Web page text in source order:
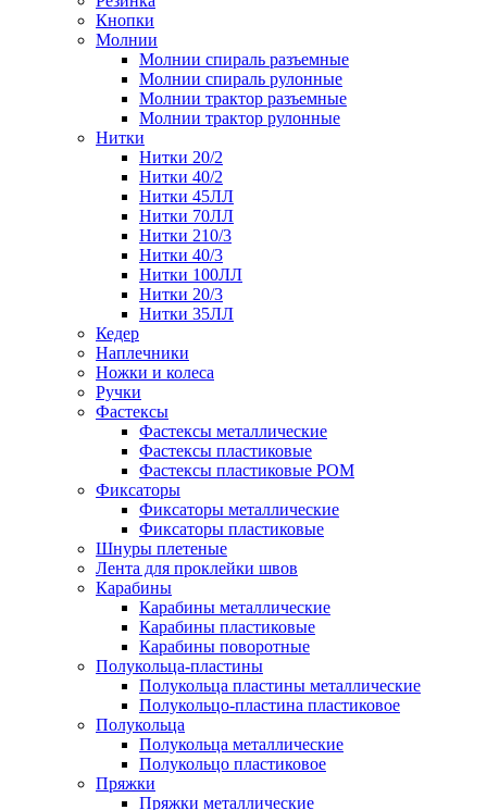
Кнопки
Молнии
Молнии спираль разъемные
Молнии спираль рулонные
Молнии трактор разъемные
Молнии трактор рулонные
Нитки
Нитки 20/2
Нитки 40/2
Нитки 45ЛЛ
Нитки 70ЛЛ
Нитки 210/3
Нитки 40/3
Нитки 100ЛЛ
Нитки 20/3
Нитки 35ЛЛ
Кедер
Наплечники
Ножки и колеса
Ручки
Фастексы
Фастексы металлические
Фастексы пластиковые
Фастексы пластиковые POM
Фиксаторы
Фиксаторы металлические
Фиксаторы пластиковые
Шнуры плетеные
Лента для проклейки швов
Карабины
Карабины металлические
Карабины пластиковые
Карабины поворотные
Полукольца-пластины
Полукольца пластины металлические
Полукольцо-пластина пластиковое
Полукольца
Полукольца металлические
Полукольцо пластиковое
Пряжки
Пряжки металлические